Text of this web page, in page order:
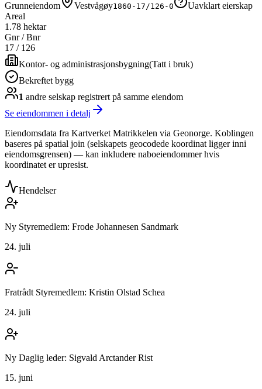
Grunneiendom
Vestvågøy1860-17/126-0
Uavklart eierskap
Areal
1.78 hektar
Gnr / Bnr
17 / 126
Kontor- og administrasjonsbygning(Tatt i bruk)
Bekreftet bygg
1 andre selskap registrert på samme eiendom
Se eiendommen i detalj
Eiendomsdata fra Kartverket Matrikkelen via Geonorge. Koblingen
baseres på spatial join (selskapets geocodede koordinat ligger inni
eiendomsgrensen) — kan inkludere naboeiendommer hvis
koordinatet er upresist.
Hendelser
Ny Styremedlem: Frode Johannesen Sandmark
24. juli
Fratrådt Styremedlem: Kristin Olstad Schea
24. juli
Ny Daglig leder: Sigvald Arctander Rist
15. juni